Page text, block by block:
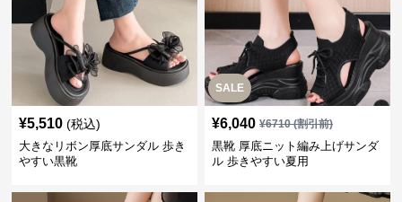
¥5,510 (税込)
大きなリボン厚底サンダル 歩き
やすい黒靴
SALE
¥6,040 ¥6710(割引前)
黒靴 厚底ニット編み上げサンダ
ル 歩きやすい夏用